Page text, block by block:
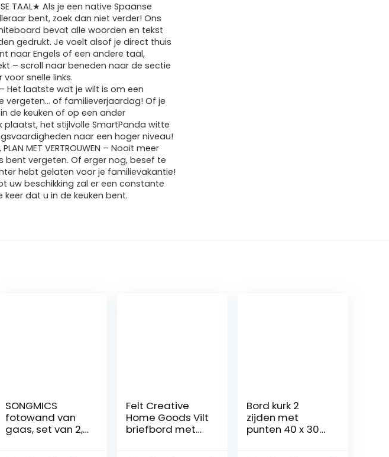
TAAL★ Als je een native Spaanse
bent, zoek dan niet verder! Ons
bevat alle woorden en tekst
gedrukt. Je voelt alsof je direct thuis
naar Engels of een andere taal,
– scroll naar beneden naar de sectie
voor snelle links.
– Het laatste wat je wilt is om een
vergeten… of familieverjaardag! Of je
de keuken of op een ander
het stijlvolle SmartPanda witte
naar een hoger niveau!
PLAN MET VERTROUWEN – Nooit meer
bent vergeten. Of erger nog, besef te
hebt gelaten voor je familievakantie!
uw beschikking zal er een constante
keer dat u in de keuken bent.
SONGMICS
fotowand van
gaas, set van 2,
Felt Creative
Home Goods Vilt
briefbord met
Bord kurk 2
zijden met
punten 40 x 30